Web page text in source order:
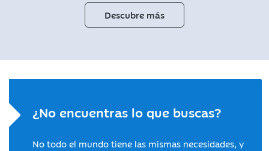
Descubre más
¿No encuentras lo que buscas?
No todo el mundo tiene las mismas necesidades, y